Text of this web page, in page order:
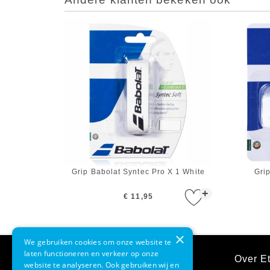
+
Grip Babolat Syntec Pro X 1 White
€ 11,95
Klantenservice Over
×
We gebruiken cookies om onze website te
laten functioneren en verkeer op onze
website te analyseren. Ook gebruiken wij en